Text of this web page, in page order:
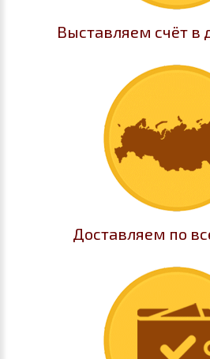
Выставляем счёт в
Доставляем по